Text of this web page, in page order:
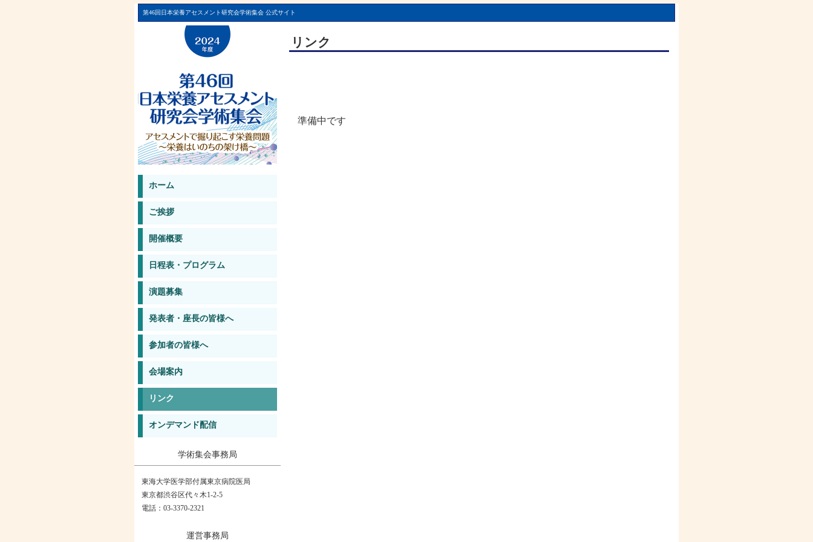
第46回日本栄養アセスメント研究会学術集会 公式サイト
ホーム
ご挨拶
開催概要
日程表・プログラム
演題募集
発表者・座長の皆様へ
参加者の皆様へ
会場案内
リンク
オンデマンド配信
学術集会事務局
東海大学医学部付属東京病院医局
東京都渋谷区代々木1-2-5
電話：03-3370-2321
運営事務局
リンク
準備中です